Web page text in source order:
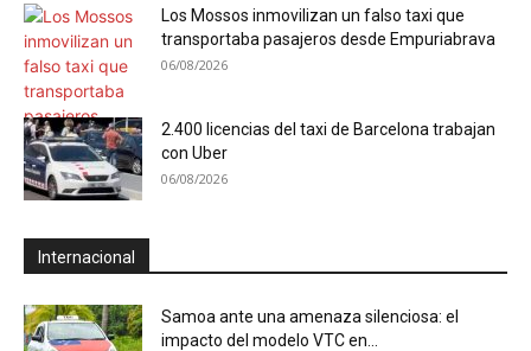
Los Mossos inmovilizan un falso taxi que
transportaba pasajeros desde Empuriabrava
06/08/2026
2.400 licencias del taxi de Barcelona trabajan
con Uber
06/08/2026
Internacional
Samoa ante una amenaza silenciosa: el
impacto del modelo VTC en...